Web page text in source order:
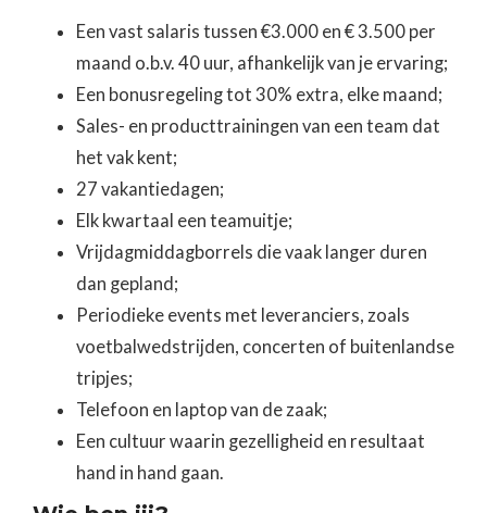
Een vast salaris tussen €3.000 en € 3.500 per
maand o.b.v. 40 uur, afhankelijk van je ervaring;
Een bonusregeling tot 30% extra, elke maand;
Sales- en producttrainingen van een team dat
het vak kent;
27 vakantiedagen;
Elk kwartaal een teamuitje;
Vrijdagmiddagborrels die vaak langer duren
dan gepland;
Periodieke events met leveranciers, zoals
voetbalwedstrijden, concerten of buitenlandse
tripjes;
Telefoon en laptop van de zaak;
Een cultuur waarin gezelligheid en resultaat
hand in hand gaan.